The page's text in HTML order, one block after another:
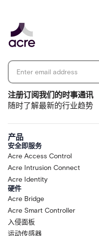
注册订阅我们的时事通讯
随时了解最新的行业趋势
产品
安全即服务
Acre Access Control
Acre Intrusion Connect
Acre Identity
硬件
Acre Bridge
Acre Smart Controller
入侵面板
运动传感器